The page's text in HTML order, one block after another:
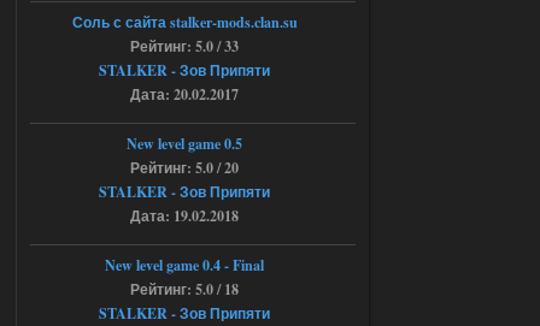
6a53045b746b6f2d80812029a
3/?r=plemwd
Ответить ➤
04.08.2026
Объединенный Пак 2 + OGSR +
STCoP WP 3.4
Stalker-Mods-Clan-su
Доступно только для пользователей
04.08.2026
Соль с сайта stalker-mods.clan.su
Рейтинг: 5.0 / 33
STALKER - Зов Припяти
Дата: 20.02.2017
New level game 0.5
Рейтинг: 5.0 / 20
STALKER - Зов Припяти
Дата: 19.02.2018
New level game 0.4 - Final
Рейтинг: 5.0 / 18
STALKER - Зов Припяти